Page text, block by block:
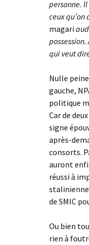
personne.
ceux
magari
qui veut
Nulle
gauche,
politique
Car de
signe
après-
consorts.
auront
réussi à
de SMIC
Ou bien
rien à